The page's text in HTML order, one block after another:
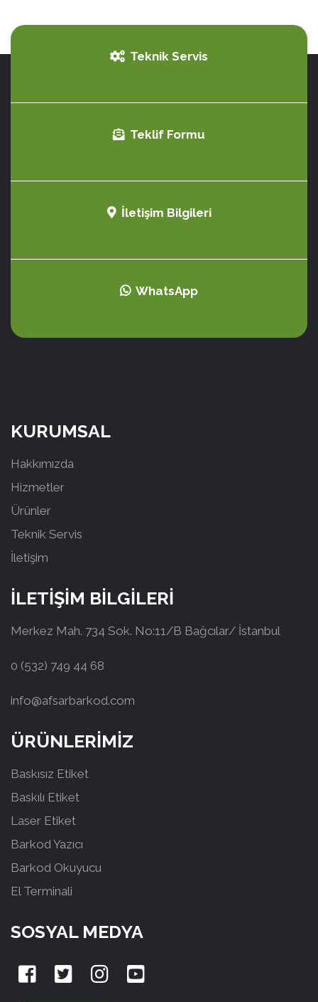
Teknik Servis
Teklif Formu
İletişim Bilgileri
WhatsApp
KURUMSAL
Hakkımızda
Hizmetler
Ürünler
Teknik Servis
İletişim
İLETİŞİM BİLGİLERİ
Merkez Mah. 734 Sok. No:11/B Bağcılar/ İstanbul
0 (532) 749 44 68
info@afsarbarkod.com
ÜRÜNLERİMİZ
Baskısız Etiket
Baskılı Etiket
Laser Etiket
Barkod Yazıcı
Barkod Okuyucu
El Terminali
SOSYAL MEDYA